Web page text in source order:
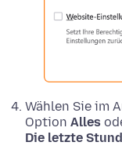
Wählen Sie im
Option Alles
Die letzte